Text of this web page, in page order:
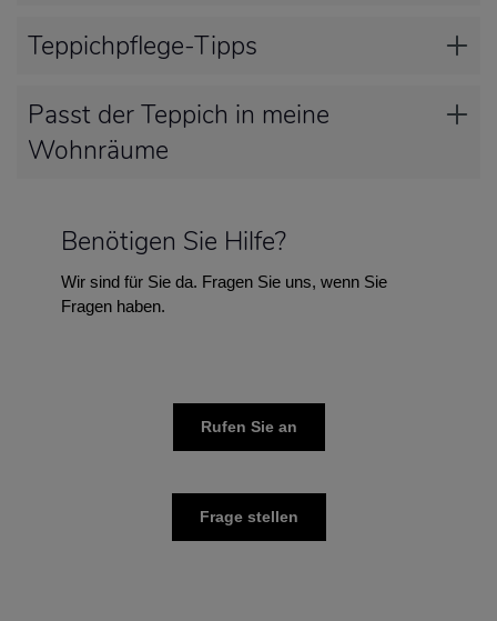
Teppichpflege-Tipps
Passt der Teppich in meine
Wohnräume
Benötigen Sie Hilfe?
Wir sind für Sie da. Fragen Sie uns, wenn Sie
Fragen haben.
Rufen Sie an
Frage stellen